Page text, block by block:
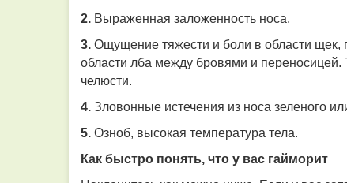
2. Выраженная заложенность носа.
3. Ощущение тяжести и боли в области щек,
области лба между бровями и
челюсти.
4. Зловонные истечения из носа зеленого
5. Озноб, высокая температура тела.
Как быстро понять, что у вас гайморит